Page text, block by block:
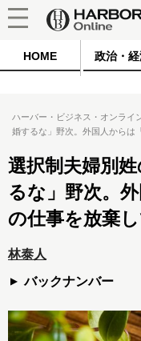
HOME 政治・
ハーバー・ビジネス・オンライ
婚するな」野次。外国人からは
選択制夫婦別
るな」野次。
の仕事を放棄
林泰人
バックナンバー